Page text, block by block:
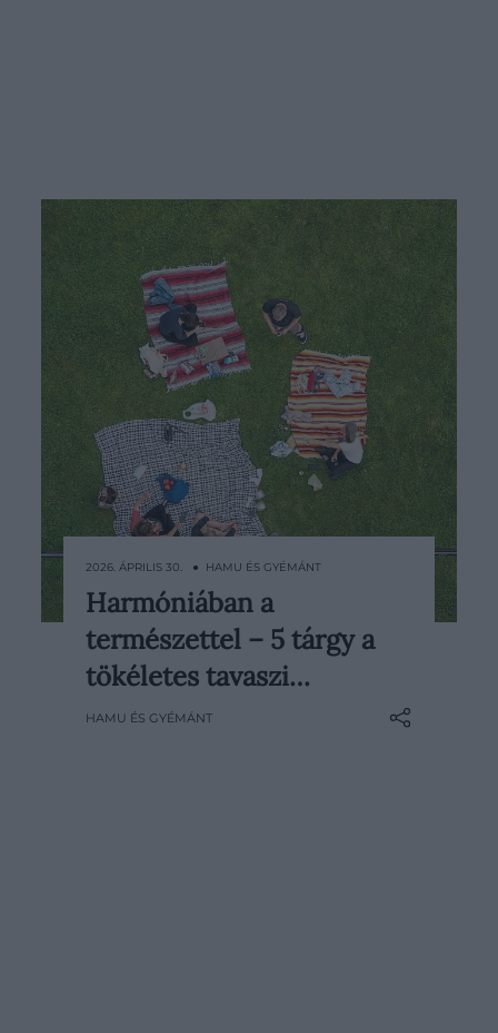
Egy piknik során is érdemes a
részletekre odafigyelni. Legújabb
gyűjtésünkben olyan tárgyakat
felejthetetlenné teszik a szabadban
2026. ÁPRILIS 30. ● HAMU ÉS GYÉMÁNT
Harmóniában a
természettel – 5 tárgy a
tökéletes tavaszi…
HAMU ÉS GYÉMÁNT